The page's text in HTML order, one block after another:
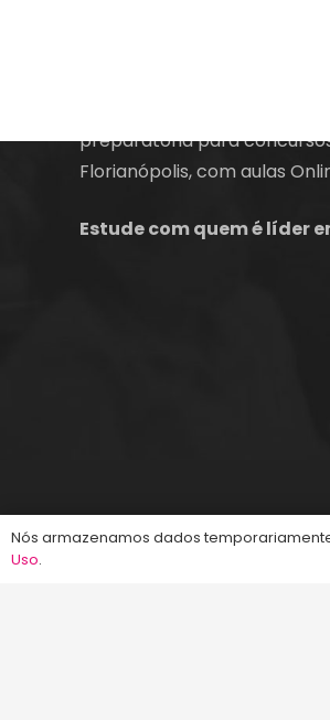
preparatória para
Florianópolis, com aulas
Estude com quem é líder
©2013-2024Energia
Nós armazenamos dados
Uso.